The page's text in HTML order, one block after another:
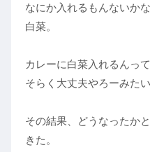
なにか入れるもんないか
白菜。
カレーに白菜入れるんっ
そらく大丈夫やろーみた
その結果、どうなったか
きた。